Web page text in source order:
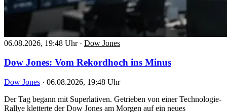
06.08.2026, 19:48 Uhr · Dow Jones
Dow Jones: Vom Rekordhoch ins Minus
Dow Jones · 06.08.2026, 19:48 Uhr
Der Tag begann mit Superlativen. Getrieben von einer Technologie-
Rallye kletterte der Dow Jones am Morgen auf ein neues